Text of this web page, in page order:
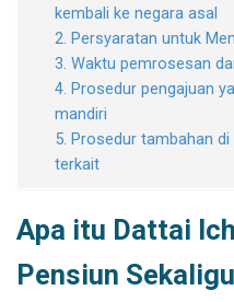
kembali ke negara asal
2. Persyaratan untuk
3. Waktu pemrosesan
4. Prosedur pengajuan
mandiri
5. Prosedur tambahan
terkait
Apa itu Dattai
Pensiun